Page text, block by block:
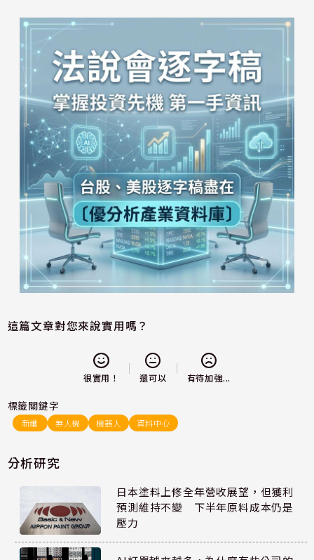
這篇文章對您來說實用嗎？
很實用！ 還可以 有待加強...
標籤關鍵字
新纖 無人機 機器人 資料中心
分析研究
日本塗料上修全年營收展望，但獲利
預測維持不變 下半年原料成本仍是
壓力